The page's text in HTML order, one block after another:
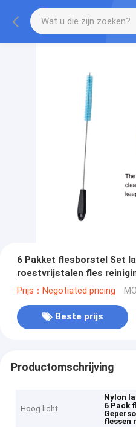
6 Pakket flesborstel Set
roestvrijstalen fles
Prijs：Negotiated pricing
Beste prijs
Productomschrijving
Hoog licht
Nylon
6 Pack
flessen